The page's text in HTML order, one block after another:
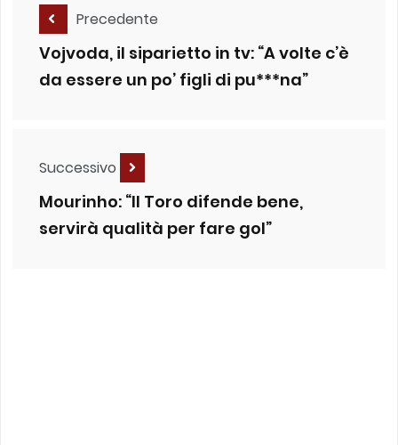
Precedente
Vojvoda, il siparietto in tv: “A volte c’è
da essere un po’ figli di pu***na”
Successivo
Mourinho: “Il Toro difende bene,
servirà qualità per fare gol”